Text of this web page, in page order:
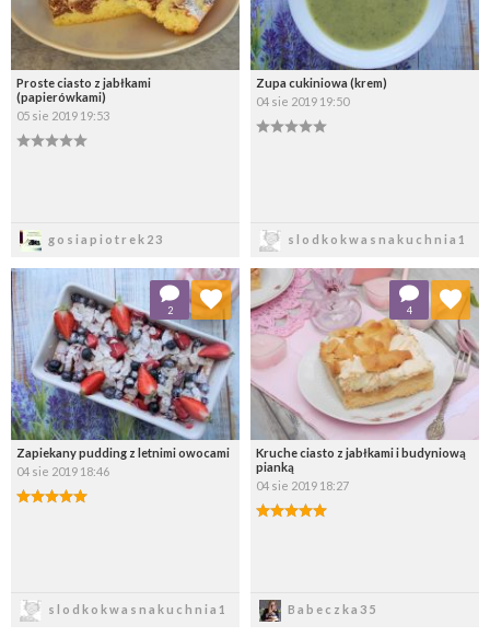
Proste ciasto z jabłkami
(papierówkami)
05 sie 2019 19:53
gosiapiotrek23
Zupa cukiniowa (krem)
04 sie 2019 19:50
slodkokwasnakuchnia1
Zapiekany pudding z letnimi owocami
04 sie 2019 18:46
slodkokwasnakuchnia1
2
Dodaj do ulubionych
Wybierz listę:
Kruche ciasto z jabłkami i budyniową
pianką
04 sie 2019 18:27
Babeczka35
4
Dodaj do ulubionych
Wybierz listę: